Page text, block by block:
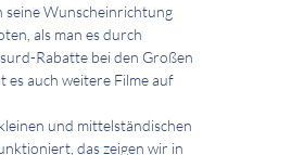
seine Wunscheinrichtung
als man es durch
Rabatte bei den Großen
es auch weitere Filme auf
und mittelständischen
das zeigen wir in